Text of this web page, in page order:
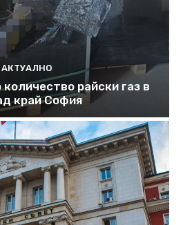
АКТУАЛНО
райски газ в
край София